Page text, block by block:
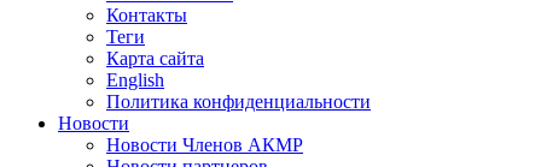
Контакты
Теги
Карта сайта
English
Политика конфиденциальности
Новости
Новости Членов АКМР